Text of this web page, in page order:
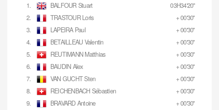
1. BALFOUR Stuart
03H34'20''
2.
TRASTOUR Loris
+ 00'30''
3.
LAPEIRA Paul
+ 00'30''
4.
BETAILLEAU Valentin
+ 00'30''
5.
REUTIMANN Matthias
+ 00'30''
6.
BAUDIN Alex
+ 00'30''
7.
VAN GUCHT Sten
+ 00'30''
8.
REICHENBACH Sébastien
+ 00'30''
9.
BRAVARD Antoine
+ 00'30''